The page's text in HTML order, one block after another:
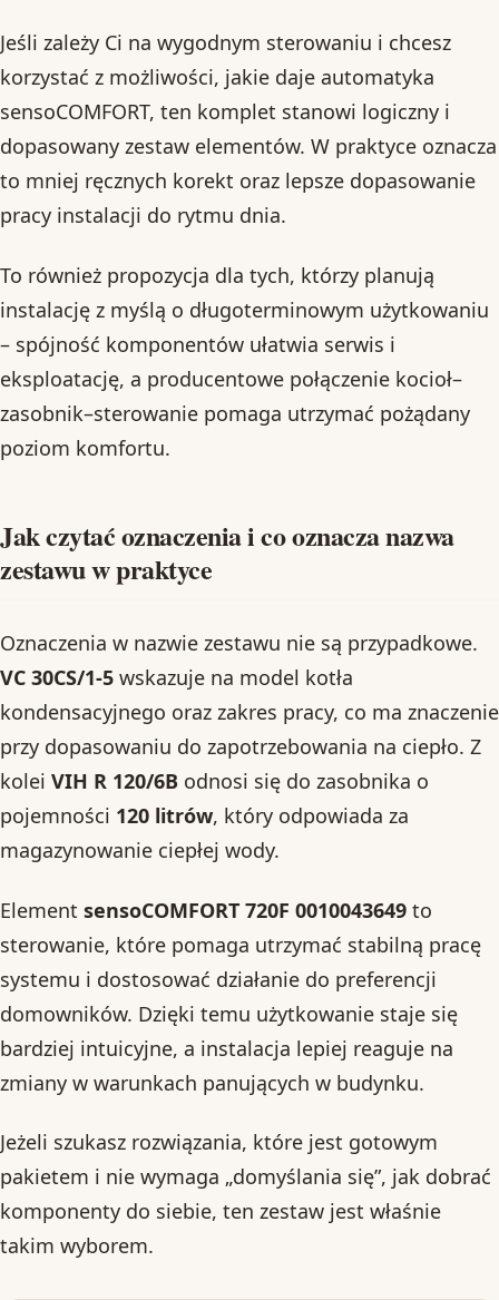
Jeśli zależy Ci na wygodnym sterowaniu i chcesz
korzystać z możliwości, jakie daje automatyka
sensoCOMFORT, ten komplet stanowi logiczny i
dopasowany zestaw elementów. W praktyce oznacza
to mniej ręcznych korekt oraz lepsze dopasowanie
pracy instalacji do rytmu dnia.
To również propozycja dla tych, którzy planują
instalację z myślą o długoterminowym użytkowaniu
– spójność komponentów ułatwia serwis i
eksploatację, a producentowe połączenie kocioł–
zasobnik–sterowanie pomaga utrzymać pożądany
poziom komfortu.
Jak czytać oznaczenia i co oznacza nazwa
zestawu w praktyce
Oznaczenia w nazwie zestawu nie są przypadkowe.
VC 30CS/1-5 wskazuje na model kotła
kondensacyjnego oraz zakres pracy, co ma znaczenie
przy dopasowaniu do zapotrzebowania na ciepło. Z
kolei VIH R 120/6B odnosi się do zasobnika o
pojemności 120 litrów, który odpowiada za
magazynowanie ciepłej wody.
Element sensoCOMFORT 720F 0010043649 to
sterowanie, które pomaga utrzymać stabilną pracę
systemu i dostosować działanie do preferencji
domowników. Dzięki temu użytkowanie staje się
bardziej intuicyjne, a instalacja lepiej reaguje na
zmiany w warunkach panujących w budynku.
Jeżeli szukasz rozwiązania, które jest gotowym
pakietem i nie wymaga „domyślania się”, jak dobrać
komponenty do siebie, ten zestaw jest właśnie
takim wyborem.